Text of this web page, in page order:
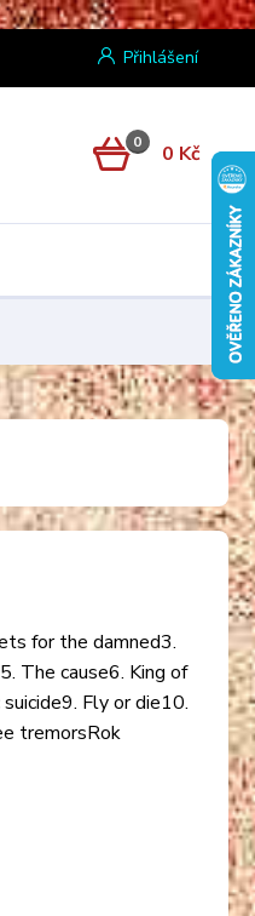
Přihlášení
0 0 Kč
for the damned3.
The cause6. King of
Fly or die10.
tremorsRok